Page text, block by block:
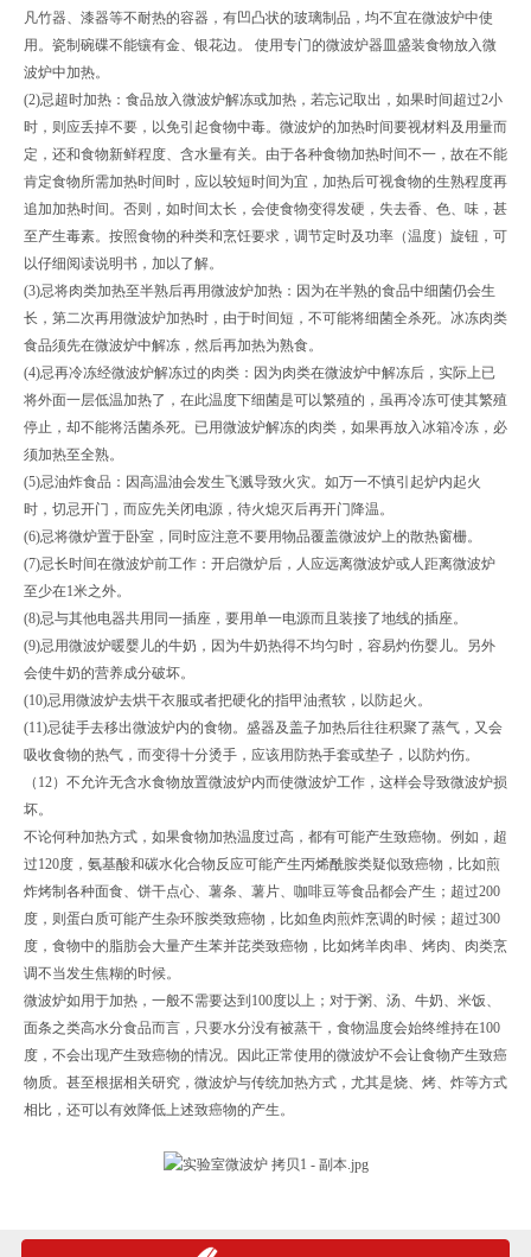
凡竹器、漆器等不耐热的容器，有凹凸状的玻璃制品，均不宜在微波炉中使
用。瓷制碗碟不能镶有金、银花边。 使用专门的微波炉器皿盛装食物放入微
波炉中加热。
(2)忌超时加热：食品放入微波炉解冻或加热，若忘记取出，如果时间超过2小
时，则应丢掉不要，以免引起食物中毒。微波炉的加热时间要视材料及用量而
定，还和食物新鲜程度、含水量有关。由于各种食物加热时间不一，故在不能
肯定食物所需加热时间时，应以较短时间为宜，加热后可视食物的生熟程度再
追加加热时间。否则，如时间太长，会使食物变得发硬，失去香、色、味，甚
至产生毒素。按照食物的种类和烹饪要求，调节定时及功率（温度）旋钮，可
以仔细阅读说明书，加以了解。
(3)忌将肉类加热至半熟后再用微波炉加热：因为在半熟的食品中细菌仍会生
长，第二次再用微波炉加热时，由于时间短，不可能将细菌全杀死。冰冻肉类
食品须先在微波炉中解冻，然后再加热为熟食。
(4)忌再冷冻经微波炉解冻过的肉类：因为肉类在微波炉中解冻后，实际上已
将外面一层低温加热了，在此温度下细菌是可以繁殖的，虽再冷冻可使其繁殖
停止，却不能将活菌杀死。已用微波炉解冻的肉类，如果再放入冰箱冷冻，必
须加热至全熟。
(5)忌油炸食品：因高温油会发生飞溅导致火灾。如万一不慎引起炉内起火
时，切忌开门，而应先关闭电源，待火熄灭后再开门降温。
(6)忌将微炉置于卧室，同时应注意不要用物品覆盖微波炉上的散热窗栅。
(7)忌长时间在微波炉前工作：开启微炉后，人应远离微波炉或人距离微波炉
至少在1米之外。
(8)忌与其他电器共用同一插座，要用单一电源而且装接了地线的插座。
(9)忌用微波炉暖婴儿的牛奶，因为牛奶热得不均匀时，容易灼伤婴儿。另外
会使牛奶的营养成分破坏。
(10)忌用微波炉去烘干衣服或者把硬化的指甲油煮软，以防起火。
(11)忌徒手去移出微波炉内的食物。盛器及盖子加热后往往积聚了蒸气，又会
吸收食物的热气，而变得十分烫手，应该用防热手套或垫子，以防灼伤。
（12）不允许无含水食物放置微波炉内而使微波炉工作，这样会导致微波炉损
坏。
不论何种加热方式，如果食物加热温度过高，都有可能产生致癌物。例如，超
过120度，氨基酸和碳水化合物反应可能产生丙烯酰胺类疑似致癌物，比如煎
炸烤制各种面食、饼干点心、薯条、薯片、咖啡豆等食品都会产生；超过200
度，则蛋白质可能产生杂环胺类致癌物，比如鱼肉煎炸烹调的时候；超过300
度，食物中的脂肪会大量产生苯并芘类致癌物，比如烤羊肉串、 烤肉 、肉类烹
调不当发生焦糊的时候。
微波炉如用于加热，一般不需要达到100度以上；对于粥、汤、牛奶、米饭、
面条之类高水分食品而言，只要水分没有被蒸干，食物温度会始终维持在100
度，不会出现产生致癌物的情况。因此正常使用的微波炉不会让食物产生致癌
物质。甚至根据相关研究，微波炉与传统加热方式，尤其是烧、烤、炸等方式
相比，还可以有效降低上述致癌物的产生。